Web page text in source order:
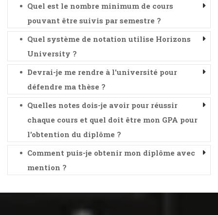
Quel est le nombre minimum de cours
pouvant être suivis par semestre ?
Quel système de notation utilise Horizons
University ?
Devrai-je me rendre à l'université pour
défendre ma thèse ?
Quelles notes dois-je avoir pour réussir
chaque cours et quel doit être mon GPA pour
l'obtention du diplôme ?
Comment puis-je obtenir mon diplôme avec
mention ?